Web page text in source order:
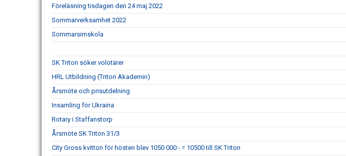
Föreläsning tisdagen den 24 maj 2022
Sommarverksamhet 2022
Sommarsimskola
SK Triton söker volotärer
HRL Utbildning (Triton Akademin)
Årsmöte och prisutdelning
Insamling för Ukraina
Rotary i Staffanstorp
Årsmöte SK Triton 31/3
City Gross kvitton för hösten blev 1050 000:- = 10500 till SK Triton